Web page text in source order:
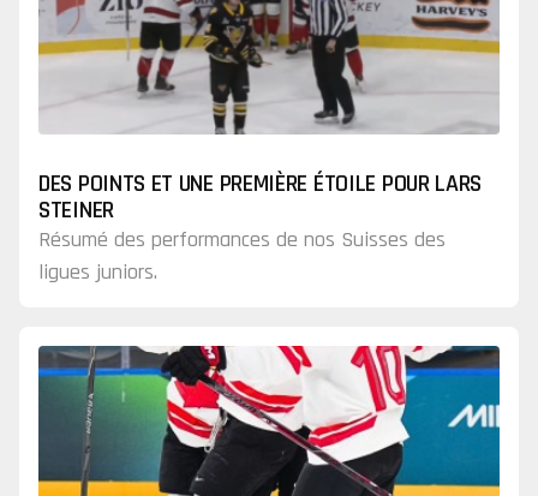
DES POINTS ET UNE PREMIÈRE ÉTOILE POUR LARS
STEINER
Résumé des performances de nos Suisses des
ligues juniors.